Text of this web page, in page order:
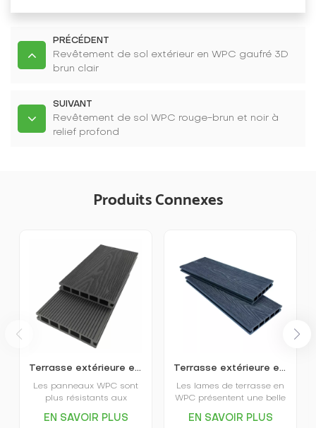
PRÉCÉDENT
Revêtement de sol extérieur en WPC gaufré 3D
brun clair
SUIVANT
Revêtement de sol WPC rouge-brun et noir à
relief profond
Produits Connexes
Terrasse extérieure en plastique imitation bois en relief 3D
Les panneaux WPC sont
plus résistants aux
stables ; ils ne se
EN SAVOIR PLUS
Terrasse extérieure en WPC gaufré, respectueuse de l'environnement
Les lames de terrasse en
WPC présentent une belle
uniforme, ne se décolorent
EN SAVOIR PLUS